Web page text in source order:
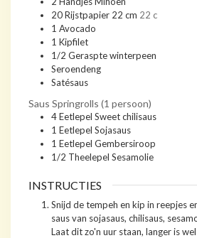
20Rijstpapier 22 cm 22 c
1 Avocado
1 Kipfilet
1/2 Geraspte winterpeen
Seroendeng
Satésaus
Saus Springrolls (1 persoon)
4Eetlepel Sweet chilisaus
1 Eetlepel Sojasaus
1 Eetlepel Gembersiroop
1/2 Theelepel Sesamolie
INSTRUCTIES
Snijd de tempeh en kip in reepjes
saus van sojasaus, chilisaus,
Laat dit zo'n uur staan, langer is